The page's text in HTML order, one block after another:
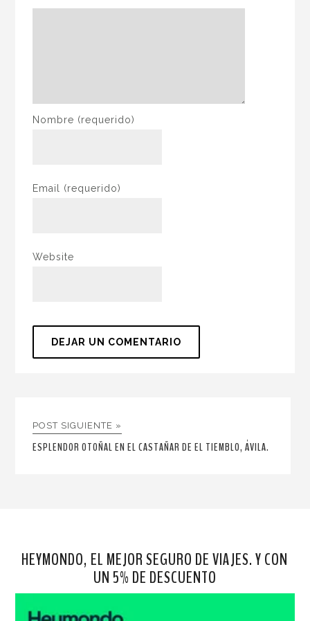
Nombre (requerido)
Email (requerido)
Website
POST SIGUIENTE »
ESPLENDOR OTOÑAL EN EL CASTAÑAR DE EL TIEMBLO, ÁVILA.
HEYMONDO, EL MEJOR SEGURO DE VIAJES. Y CON
UN 5% DE DESCUENTO